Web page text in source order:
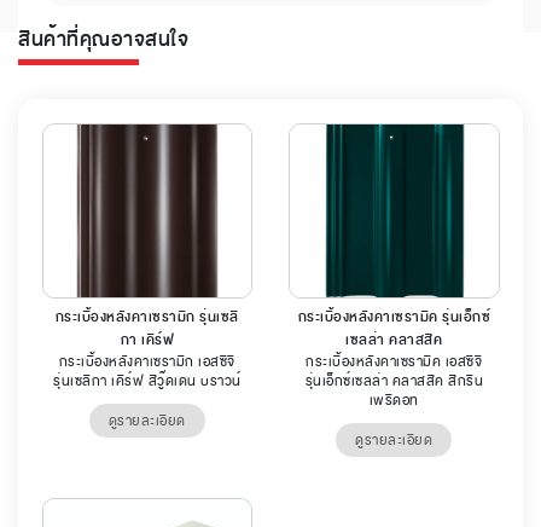
สินค้าที่คุณอาจสนใจ
กระเบื้องหลังคาเซรามิก รุ่นเซลิ
กา เคิร์ฟ
กระเบื้องหลังคาเซรามิก เอสซีจี
รุ่นเซลิกา เคิร์ฟ สีวู๊ดเดน บราวน์
ดูรายละเอียด
กระเบื้องหลังคาเซรามิค รุ่นเอ็กซ์
เซลล่า คลาสสิค
กระเบื้องหลังคาเซรามิค เอสซีจี
รุ่นเอ็กซ์เซลล่า คลาสสิค สีกรีน
เพริดอท
ดูรายละเอียด